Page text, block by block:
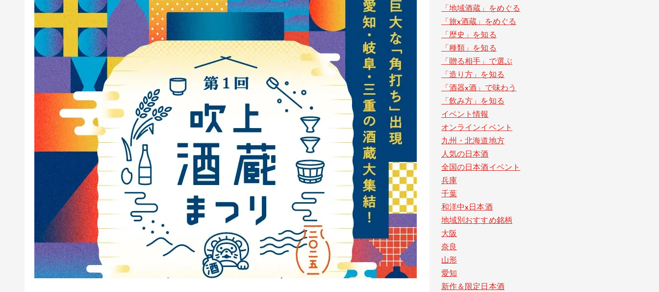
「地域酒蔵」をめぐる
「旅x酒蔵」をめぐる
「歴史」を知る
「種類」を知る
「贈る相手」で選ぶ
「造り方」を知る
「酒器x酒」で味わう
「飲み方」を知る
イベント情報
オンラインイベント
九州・北海道地方
人気の日本酒
全国の日本酒イベント
兵庫
千葉
和洋中x日本酒
地域別おすすめ銘柄
大阪
奈良
山形
愛知
新作＆限定日本酒